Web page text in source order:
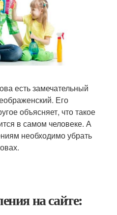
есть замечательный
Его
объясняет, что такое
в самом человеке. А
необходимо убрать
на сайте: